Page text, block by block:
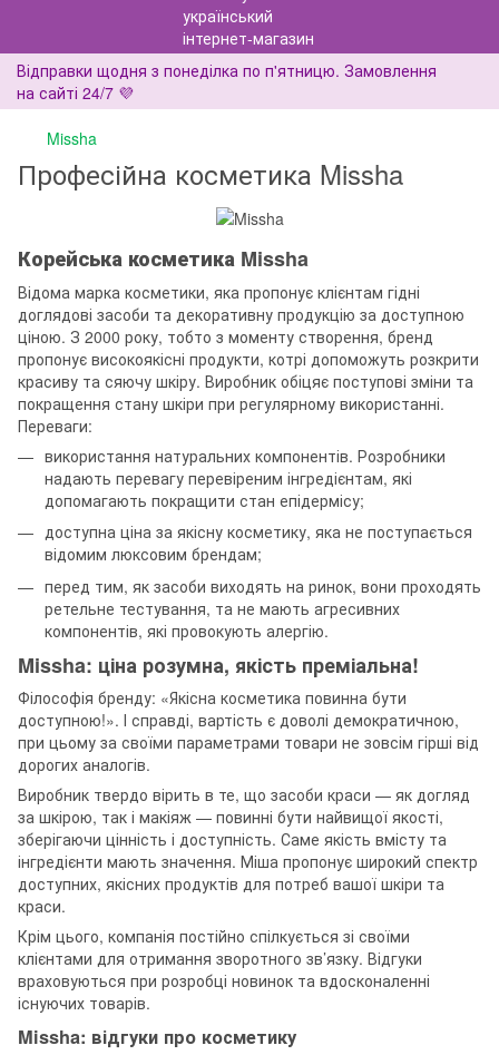
Відправки щодня з понеділка по п'ятницю. Замовлення
на сайті 24/7 💜
Missha
Професійна косметика Missha
Корейська косметика Missha
Відома марка косметики, яка пропонує клієнтам гідні
доглядові засоби та декоративну продукцію за доступною
ціною. З 2000 року, тобто з моменту створення, бренд
пропонує високоякісні продукти, котрі допоможуть розкрити
красиву та сяючу шкіру. Виробник обіцяє поступові зміни та
покращення стану шкіри при регулярному використанні.
Переваги:
використання натуральних компонентів. Розробники
надають перевагу перевіреним інгредієнтам, які
допомагають покращити стан епідермісу;
доступна ціна за якісну косметику, яка не поступається
відомим люксовим брендам;
перед тим, як засоби виходять на ринок, вони проходять
ретельне тестування, та не мають агресивних
компонентів, які провокують алергію.
Missha: ціна розумна, якість преміальна!
Філософія бренду: «Якісна косметика повинна бути
доступною!». І справді, вартість є доволі демократичною,
при цьому за своїми параметрами товари не зовсім гірші від
дорогих аналогів.
Виробник твердо вірить в те, що засоби краси — як догляд
за шкірою, так і макіяж — повинні бути найвищої якості,
зберігаючи цінність і доступність. Саме якість вмісту та
інгредієнти мають значення. Міша пропонує широкий спектр
доступних, якісних продуктів для потреб вашої шкіри та
краси.
Крім цього, компанія постійно спілкується зі своїми
клієнтами для отримання зворотного зв’язку. Відгуки
враховуються при розробці новинок та вдосконаленні
існуючих товарів.
Missha: відгуки про косметику